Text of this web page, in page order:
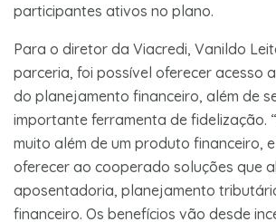
participantes ativos no plano.
Para o diretor da Viacredi, Vanildo
parceria, foi possível oferecer acesso
do planejamento financeiro, além de
importante ferramenta de fidelização.
muito além de um produto financeiro,
oferecer ao cooperado soluções que
aposentadoria, planejamento
financeiro. Os benefícios vão desde